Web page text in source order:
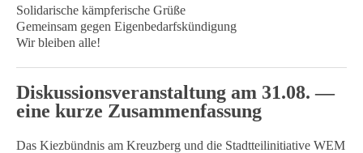
Solidarische kämpferische Grüße
Gemeinsam gegen Eigenbedarfskündigung
Wir bleiben alle!
Diskussionsveranstaltung am 31.08. —
eine kurze Zusammenfassung
Das Kiezbündnis am Kreuzberg und die Stadtteilinitiative WEM